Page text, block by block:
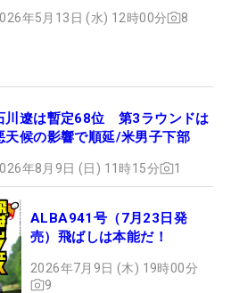
年5月13日 (水) 12時00分 8
川遼は暫定68位 第3ラウンドは
天候の影響で順延/米男子下部
年8月9日 (日) 11時15分 1
ALBA941号（7月23日発
売）飛ばしは本能だ！
2026年7月9日 (木) 19時00分
9